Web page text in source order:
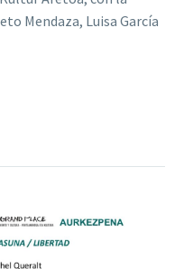
Mendaza, Luisa García